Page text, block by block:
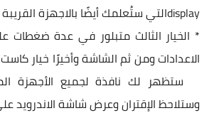
displayالتي ستُعلمك أيضًا بالاجهزة القريبة منك.
* الخيار الثالث متبلور في عدة ضغطات
الاعدادات ومن ثم الشاشة وأخيرًا خيار
ستظهر لك نافذة لجميع الأجهزة
وستلاحظ الإقتران وعرض شاشة الاندرويد